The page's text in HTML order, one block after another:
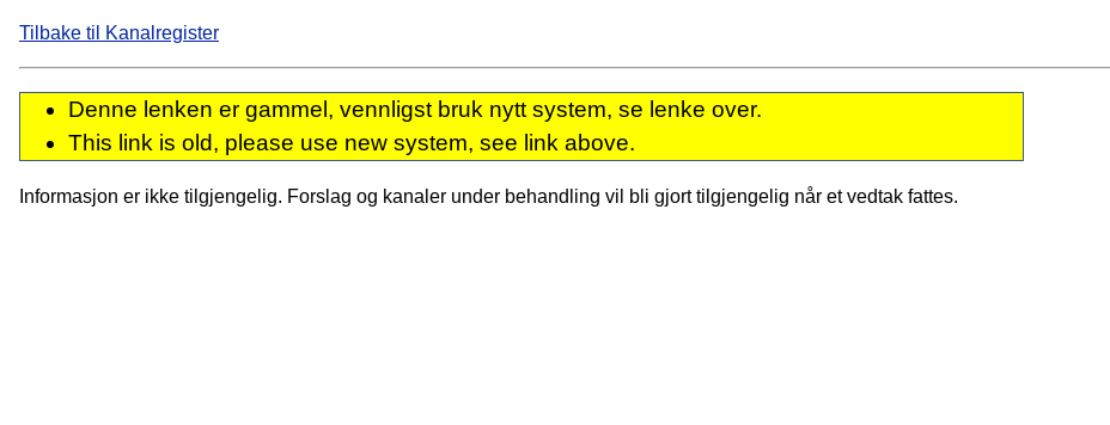
Tilbake til Kanalregister
Denne lenken er gammel, vennligst bruk nytt system, se lenke over.
This link is old, please use new system, see link above.
Informasjon er ikke tilgjengelig. Forslag og kanaler under behandling vil bli gjort tilgjengelig når et vedtak fattes.